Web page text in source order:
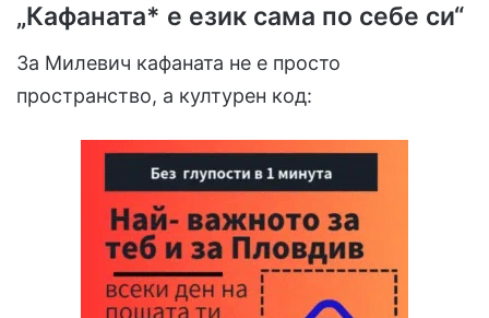
„Кафаната* е език сама по себе си“
За Милевич кафаната не е просто
пространство, а културен код: